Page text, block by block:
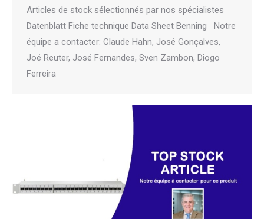
Articles de stock sélectionnés par nos spécialistes
Datenblatt Fiche technique Data Sheet Benning Notre
équipe a contacter: Claude Hahn, José Gonçalves,
Joé Reuter, José Fernandes, Sven Zambon, Diogo
Ferreira